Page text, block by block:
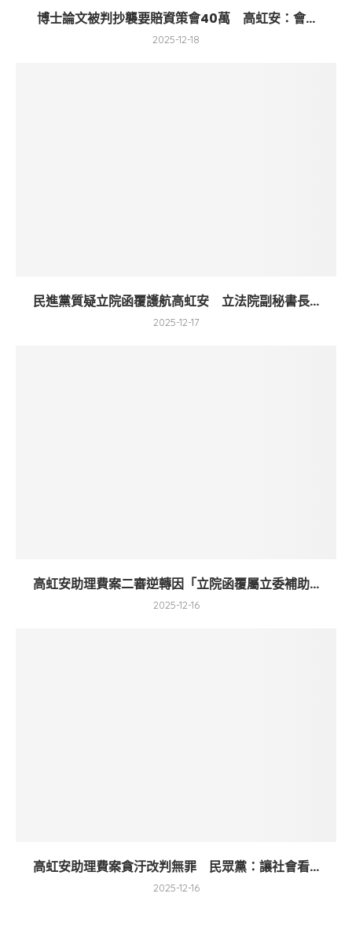
博士論文被判抄襲要賠資策會40萬 高虹安：會...
2025-12-18
民進黨質疑立院函覆護航高虹安 立法院副秘書長...
2025-12-17
高虹安助理費案二審逆轉因「立院函覆屬立委補助...
2025-12-16
高虹安助理費案貪汙改判無罪 民眾黨：讓社會看...
2025-12-16